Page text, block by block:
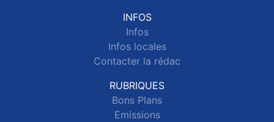
INFOS
Infos
Infos locales
Contacter la rédac
RUBRIQUES
Bons Plans
Emissions